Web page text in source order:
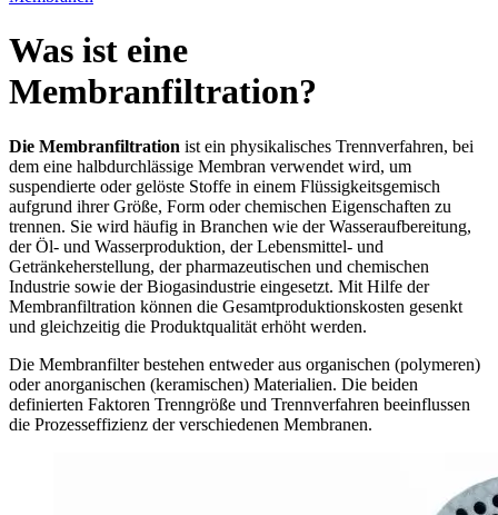
Was ist eine
Membranfiltration?
Die Membranfiltration ist ein physikalisches Trennverfahren, bei
dem eine halbdurchlässige Membran verwendet wird, um
suspendierte oder gelöste Stoffe in einem Flüssigkeitsgemisch
aufgrund ihrer Größe, Form oder chemischen Eigenschaften zu
trennen. Sie wird häufig in Branchen wie der Wasseraufbereitung,
der Öl- und Wasserproduktion, der Lebensmittel- und
Getränkeherstellung, der pharmazeutischen und chemischen
Industrie sowie der Biogasindustrie eingesetzt. Mit Hilfe der
Membranfiltration können die Gesamtproduktionskosten gesenkt
und gleichzeitig die Produktqualität erhöht werden.
Die Membranfilter bestehen entweder aus organischen (polymeren)
oder anorganischen (keramischen) Materialien. Die beiden
definierten Faktoren Trenngröße und Trennverfahren beeinflussen
die Prozesseffizienz der verschiedenen Membranen.